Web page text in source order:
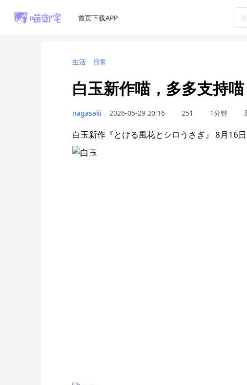
首页下载APP
生活 日常
白玉新作喵，多多支持喵
nagasaki 2026-05-29 20:16 251 1分钟
白玉新作『とける風花とシロうさぎ』 8月16